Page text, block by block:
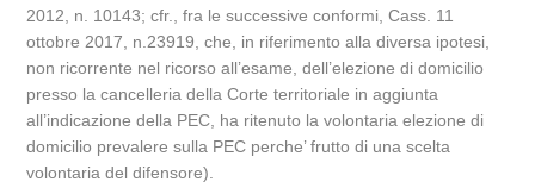
2012, n. 10143; cfr., fra le successive conformi, Cass. 11
ottobre 2017, n.23919, che, in riferimento alla diversa ipotesi,
non ricorrente nel ricorso all’esame, dell’elezione di domicilio
presso la cancelleria della Corte territoriale in aggiunta
all’indicazione della PEC, ha ritenuto la volontaria elezione di
domicilio prevalere sulla PEC perche’ frutto di una scelta
volontaria del difensore).